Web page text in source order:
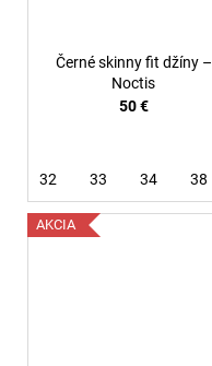
Černé skinny fit džíny –
Noctis
50 €
32 33 34 38
AKCIA